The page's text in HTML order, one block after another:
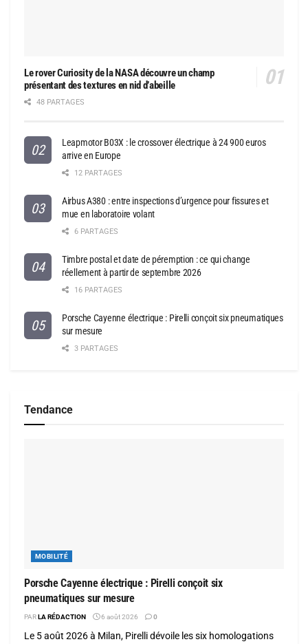
Le rover Curiosity de la NASA découvre un champ
présentant des textures en nid d’abeille
48 PARTAGES
Leapmotor B03X : le crossover électrique à 24 900 euros
arrive en Europe
12 PARTAGES
Airbus A380 : entre inspections d’urgence pour fissures et
mue en laboratoire volant
6 PARTAGES
Timbre postal et date de péremption : ce qui change
réellement à partir de septembre 2026
16 PARTAGES
Porsche Cayenne électrique : Pirelli conçoit six pneumatiques
sur mesure
3 PARTAGES
Tendance
MOBILITÉ
Porsche Cayenne électrique : Pirelli conçoit six
pneumatiques sur mesure
PARLA RÉDACTION 6 août 2026 0
Le 5 août 2026 à Milan, Pirelli dévoile les six homologations